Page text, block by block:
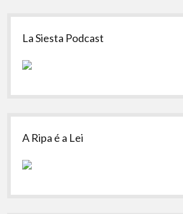
Sidebar
La Siesta Podcast
A Ripa é a Lei